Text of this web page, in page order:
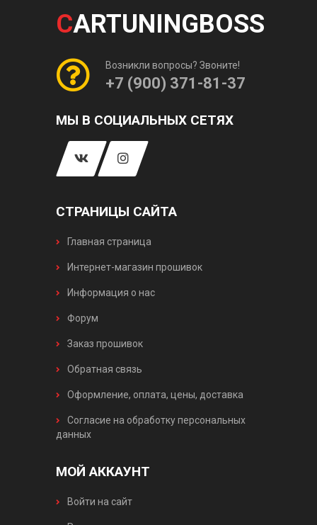
CARTUNINGBOSS
Возникли вопросы? Звоните!
+7 (900) 371-81-37
МЫ В СОЦИАЛЬНЫХ СЕТЯХ
СТРАНИЦЫ САЙТА
Главная страница
Интернет-магазин прошивок
Информация о нас
Форум
Заказ прошивок
Обратная связь
Оформление, оплата, цены, доставка
Согласие на обработку персональных
данных
МОЙ АККАУНТ
Войти на сайт